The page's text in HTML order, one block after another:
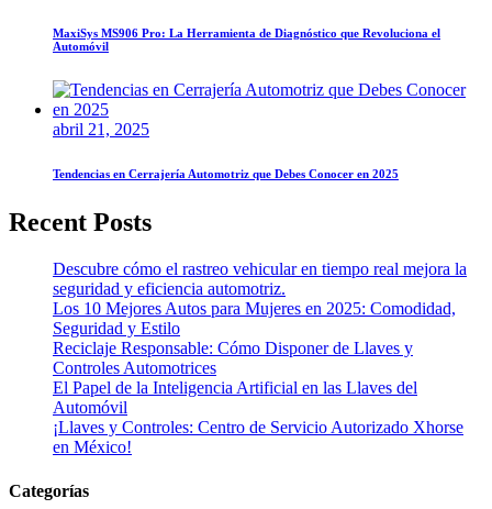
MaxiSys MS906 Pro: La Herramienta de Diagnóstico que Revoluciona el
Automóvil
abril 21, 2025
Tendencias en Cerrajería Automotriz que Debes Conocer en 2025
Recent Posts
Descubre cómo el rastreo vehicular en tiempo real mejora la
seguridad y eficiencia automotriz.
Los 10 Mejores Autos para Mujeres en 2025: Comodidad,
Seguridad y Estilo
Reciclaje Responsable: Cómo Disponer de Llaves y
Controles Automotrices
El Papel de la Inteligencia Artificial en las Llaves del
Automóvil
¡Llaves y Controles: Centro de Servicio Autorizado Xhorse
en México!
Categorías